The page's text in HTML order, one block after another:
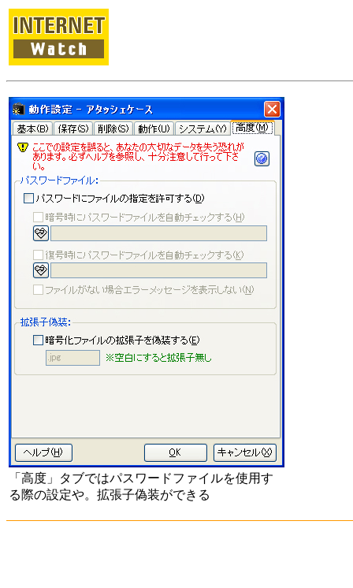
「高度」タブではパスワードファイルを使用す
る際の設定や。拡張子偽装ができる